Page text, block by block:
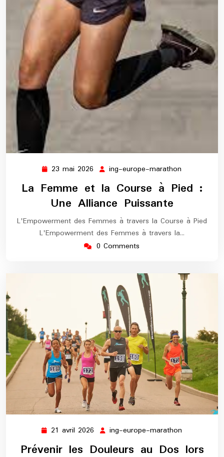
23 mai 2026 23
mai
2026
ing-europe-marathon
europe-
marathon
La Femme et la Course à Pied :
Une Alliance Puissante
L'Empowerment des Femmes à travers la Course à Pied
L'Empowerment des Femmes à travers la…
0 Comments
21 avril 2026 21
avril
ing-europe-marathon
europe-
Prévenir les Douleurs au Dos lors